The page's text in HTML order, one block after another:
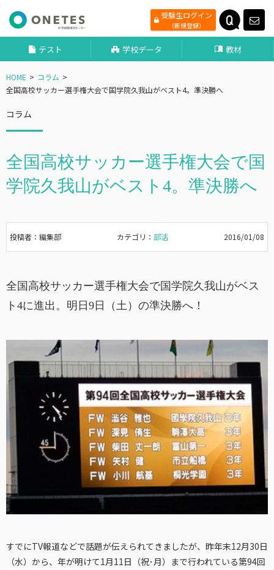
受験生ログイン
（新規登録）
テスト 学校データ 教材
HOME
コラム
全国高校サッカー選手権大会で国学院久我山がベスト4。準決勝へ
コラム
全国高校サッカー選手権大会で国
学院久我山がベスト4。準決勝へ
投稿者：編集部 カテゴリ： 部活 2016/01/08
全国高校サッカー選手権大会で国学院久我山がベス
ト4に進出。明日9日（土）の準決勝へ！
すでにTV報道などで話題が伝えられてきましたが、昨年末12月30日
（水）から、年が明けて1月11日（祝･月）まで行われている第94回